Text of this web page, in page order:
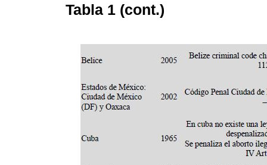
Tabla 1 (cont.)